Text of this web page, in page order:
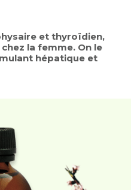
et thyroïdien,
la femme. On le
hépatique et